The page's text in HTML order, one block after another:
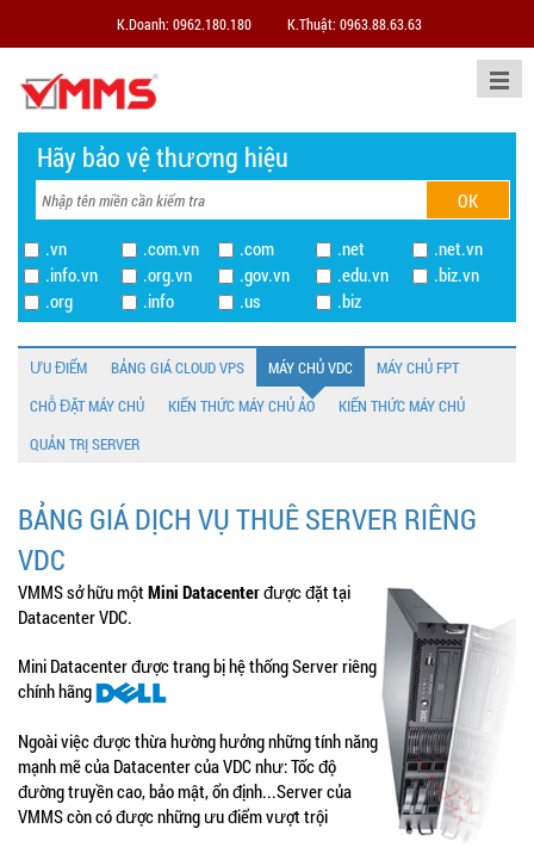
K.Doanh: 0962.180.180 K.Thuật: 0963.88.63.63
Hãy bảo vệ thương hiệu
.vn .com.vn .com .net
.net.vn
.info.vn
.org.vn .gov.vn .edu.vn
.biz.vn
.org
.info .us .biz
ƯU ĐIỂM BẢNG GIÁ CLOUD VPS MÁY CHỦ VDC
MÁY CHỦ FPT
CHỖ ĐẶT MÁY CHỦ
KIẾN THỨC MÁY CHỦ ẢO
KIẾN THỨC MÁY CHỦ
QUẢN TRỊ SERVER
BẢNG GIÁ DỊCH VỤ THUÊ SERVER RIÊNG
VDC
VMMS sở hữu mộtMini Datacenterđược đặt tại
Datacenter VDC.
Mini Datacenter được trang bị hệ thống Server riêng
chính hãng
Ngoài việc được thừa hường hưởng những tính năng
mạnh mẽ của Datacenter của VDC như: Tốc độ
đường truyền cao, bảo mật, ổn định...Server của
VMMS còn có được những ưu điểm vượt trội